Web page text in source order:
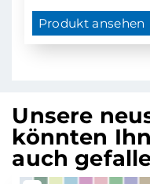
Produkt ansehen
Unsere
könnten
auch